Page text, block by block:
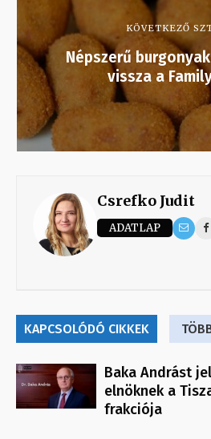
KÖVETKEZŐ
Népszerű
vissza a
Csrefko Judit
ADATLAP
KAPCSOLÓDÓ CIKKEK
Baka Andrást
elnöknek a
frakciója